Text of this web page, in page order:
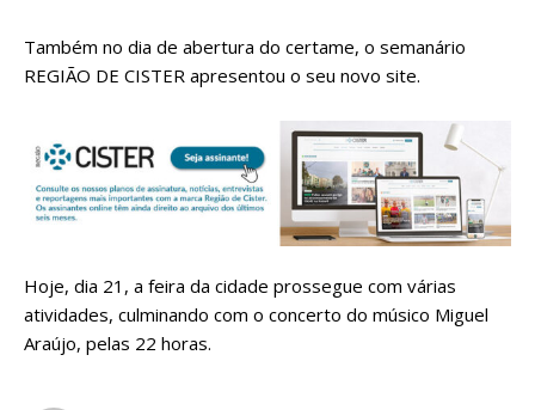
Também no dia de abertura do certame, o semanário
REGIÃO DE CISTER apresentou o seu novo site.
Hoje, dia 21, a feira da cidade prossegue com várias
atividades, culminando com o concerto do músico Miguel
Araújo, pelas 22 horas.